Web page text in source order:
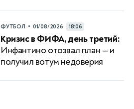
ФУТБОЛ • 01/08/2026 18:06
Кризис в ФИФА, день третий:
Инфантино отозвал план — и
получил вотум недоверия